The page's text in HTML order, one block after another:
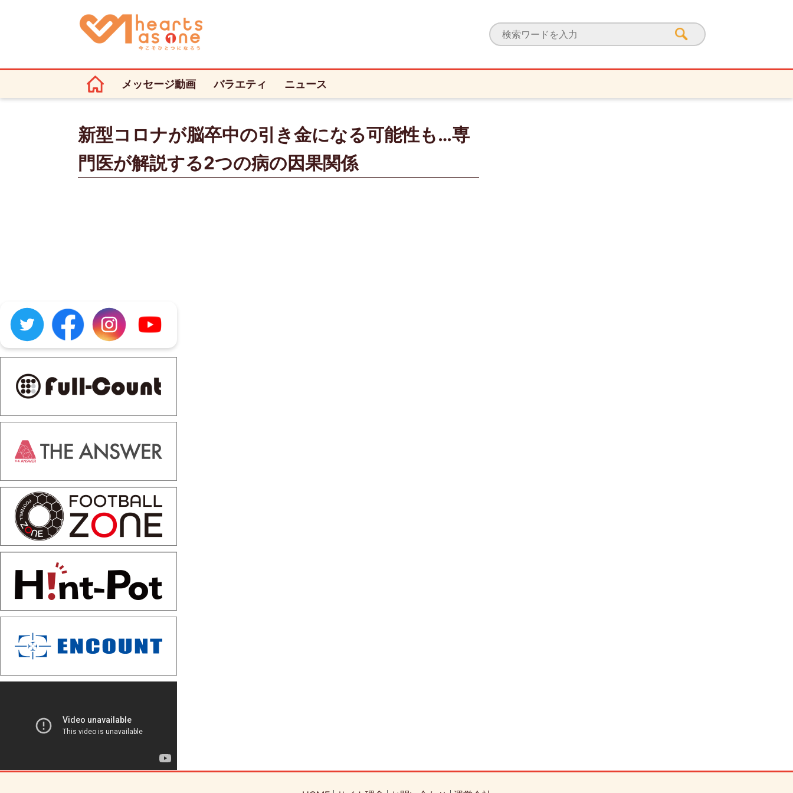
メッセージ動画 バラエティ ニュース
新型コロナが脳卒中の引き金になる可能性も…専
門医が解説する2つの病の因果関係